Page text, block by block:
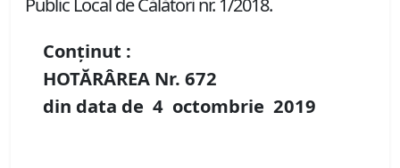
Public Local de Călători nr. 1/2018.
Conținut :
HOTĂRÂREA Nr. 672
din data de 4 octombrie 2019